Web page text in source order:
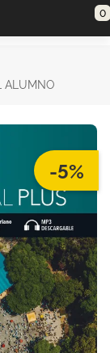
0
ALUMNO
-5%